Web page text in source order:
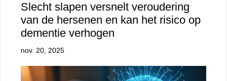
Slecht slapen versnelt veroudering
van de hersenen en kan het risico op
dementie verhogen
nov. 20, 2025